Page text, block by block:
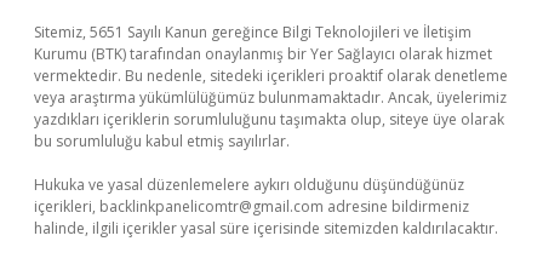
Sitemiz, 5651 Sayılı Kanun gereğince Bilgi Teknolojileri ve İletişim
Kurumu (BTK) tarafından onaylanmış bir Yer Sağlayıcı olarak hizmet
vermektedir. Bu nedenle, sitedeki içerikleri proaktif olarak denetleme
veya araştırma yükümlülüğümüz bulunmamaktadır. Ancak, üyelerimiz
yazdıkları içeriklerin sorumluluğunu taşımakta olup, siteye üye olarak
bu sorumluluğu kabul etmiş sayılırlar.
Hukuka ve yasal düzenlemelere aykırı olduğunu düşündüğünüz
içerikleri, backlinkpanelicomtr@gmail.com adresine bildirmeniz
halinde, ilgili içerikler yasal süre içerisinde sitemizden kaldırılacaktır.